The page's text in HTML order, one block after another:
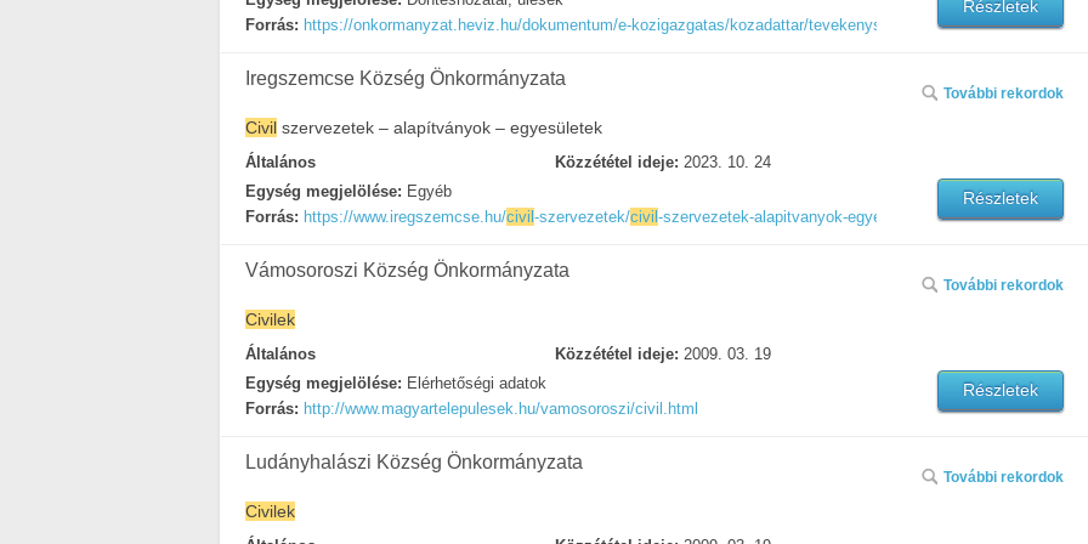
Forrás: https://onkormanyzat.heviz.hu/dokumentum/e-kozigazgatas/kozadattar/tevekenysegre-mukodesre-
Részletek
További rekordok
Iregszemcse Község Önkormányzata
Civil szervezetek – alapítványok – egyesületek
Általános Közzététel ideje: 2023. 10. 24
Egység megjelölése: Egyéb
Forrás: https://www.iregszemcse.hu/civil -szervezetek/civil -szervezetek-alapitvanyok-egyesuletek/
Részletek
További rekordok
Vámosoroszi Község Önkormányzata
Civilek
Általános Közzététel ideje: 2009. 03. 19
Egység megjelölése: Elérhetőségi adatok
Forrás: http://www.magyartelepulesek.hu/vamosoroszi/civil.html
Részletek
További rekordok
Ludányhalászi Község Önkormányzata
Civilek